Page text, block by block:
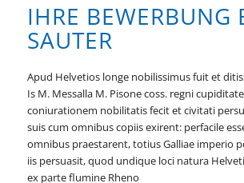
IHRE BEWERBUNG
SAUTER
Apud Helvetios longe nobilissimus fuit et
Is M. Messalla M. Pisone coss. regni
coniurationem nobilitatis fecit et civitati
suis cum omnibus copiis exirent: perfacile
omnibus praestarent, totius Galliae imperio
iis persuasit, quod undique loci natura
ex parte flumine Rheno